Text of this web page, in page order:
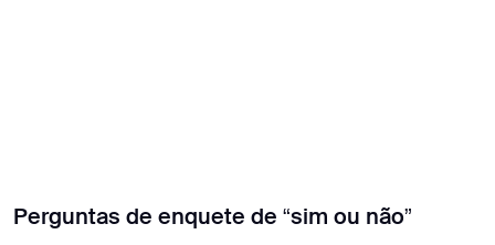
Perguntas de enquete de “sim ou não”